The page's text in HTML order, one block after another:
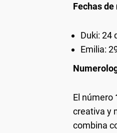
Fechas
Duki: 24
Emilia:
El número
creativa y
combina